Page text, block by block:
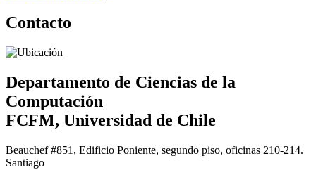
Contacto
Departamento de Ciencias de la
Computación
FCFM, Universidad de Chile
Beauchef #851, Edificio Poniente, segundo piso, oficinas 210-214.
Santiago